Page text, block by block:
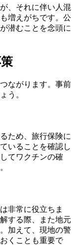
、それに伴い人混
増えがちです。公
潜むことを念頭に
ながります。事前
う。
ため、旅行保険に
いることを確認し
てワクチンの確
非常に役立ちま
する際、また地元
加えて、現地の警
くことも重要で